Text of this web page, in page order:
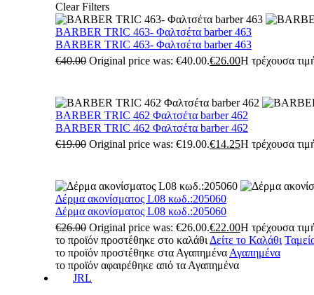
Clear Filters
BARBER TRIC 463- Φαλτσέτα barber 463
BARBER TRIC 463- Φαλτσέτα barber 463
€40.00 Original price was: €40.00.€26.00Η τρέχουσα
BARBER TRIC 462 Φαλτσέτα barber 462
BARBER TRIC 462 Φαλτσέτα barber 462
€19.00 Original price was: €19.00.€14.25Η τρέχουσα
Δέρμα ακονίσματος L08 κωδ.:205060
Δέρμα ακονίσματος L08 κωδ.:205060
€26.00 Original price was: €26.00.€22.00Η τρέχουσα
το προϊόν προστέθηκε στο καλάθι Δείτε το Καλάθι
το προϊόν προστέθηκε στα Αγαπημένα Αγαπημένα
το προϊόν αφαιρέθηκε από τα Αγαπημένα
JRL